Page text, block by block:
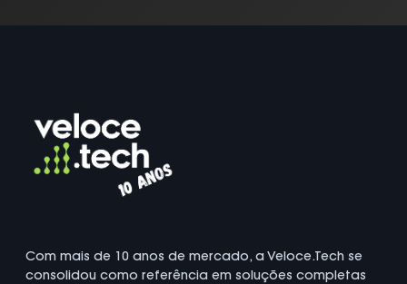
Com mais de 10 anos de mercado, a Veloce.Tech se
consolidou como referência em soluções completas